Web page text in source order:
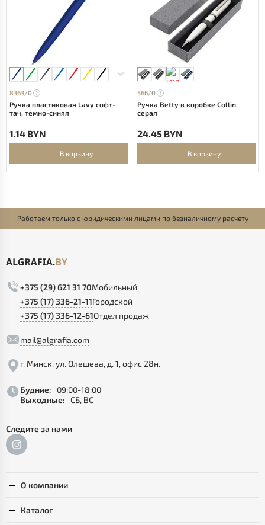
8363/0
Ручка пластиковая Lavy софт-
тач, тёмно-синяя
1.14 BYN
В корзину
566/0
Ручка Betty в коробке Collin,
серая
24.45 BYN
В корзину
Работаем только с юридическими лицами по безналичному расчету
+375 (29) 621 31 70Мобильный
+375 (17) 336-21-11Городской
+375 (17) 336-12-61Отдел продаж
mail@algrafia.com
г. Минск, ул. Олешева, д. 1, офис 28н.
Будние:
09:00-18:00
Выходные: СБ, ВС
Следите за нами
О компании
Каталог